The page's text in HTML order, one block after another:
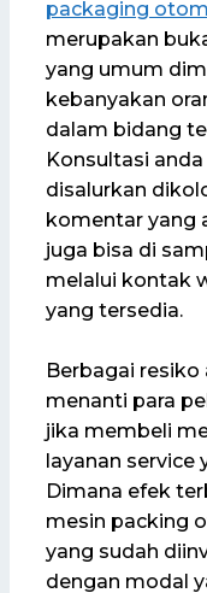
packaging
merupakan
yang umum
kebanyakan
dalam bidang
Konsultasi anda
disalurkan
komentar yang
juga bisa di
melalui kontak
yang tersedia.
Berbagai
menanti para
jika membeli
layanan service
Dimana efek
mesin packing
yang sudah
dengan modal